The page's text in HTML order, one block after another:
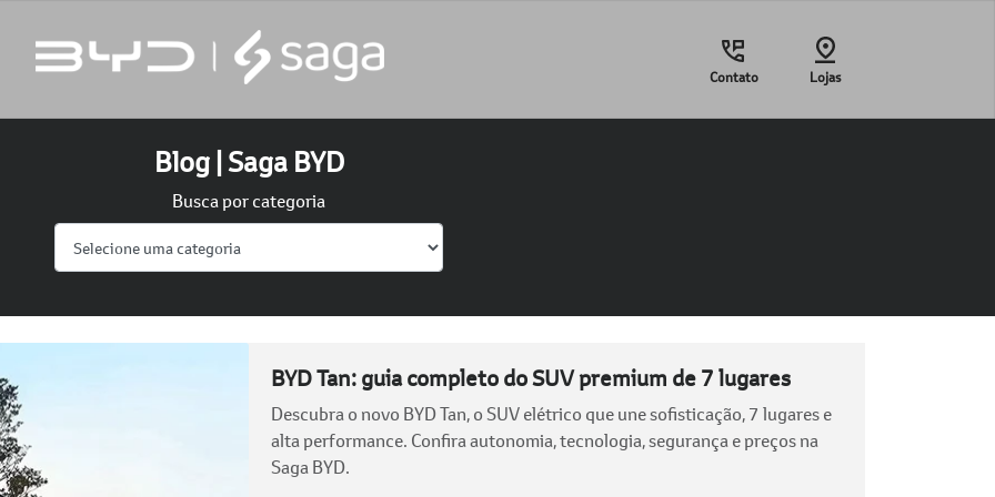
Contato Lojas
Blog | Saga BYD
Busca por categoria
BYD Tan: guia completo do SUV premium de 7 lugares
Descubra o novo BYD Tan, o SUV elétrico que une sofisticação, 7 lugares e
alta performance. Confira autonomia, tecnologia, segurança e preços na
Saga BYD.